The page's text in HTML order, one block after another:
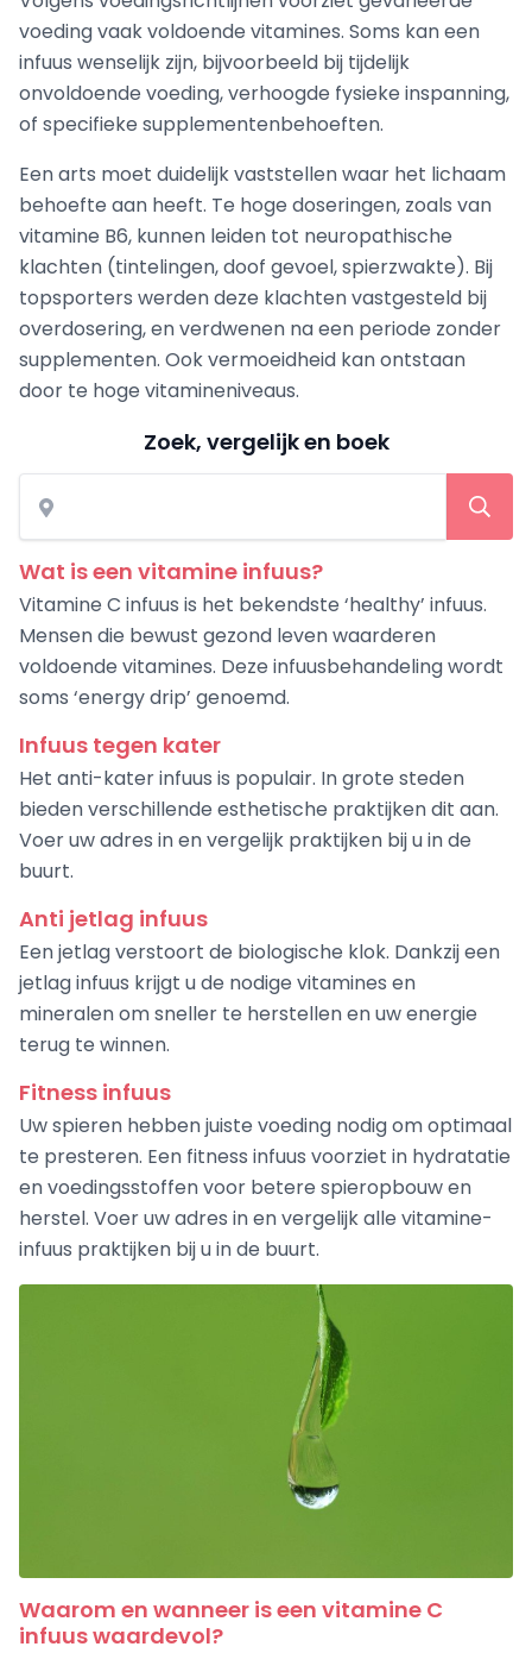
voeding vaak voldoende vitamines. Soms kan een
infuus wenselijk zijn, bijvoorbeeld bij tijdelijk
onvoldoende voeding, verhoogde fysieke inspanning,
of specifieke supplementenbehoeften.
Een arts moet duidelijk vaststellen waar het lichaam
behoefte aan heeft. Te hoge doseringen, zoals van
vitamine B6, kunnen leiden tot neuropathische
klachten (tintelingen, doof gevoel, spierzwakte). Bij
topsporters werden deze klachten vastgesteld bij
overdosering, en verdwenen na een periode zonder
supplementen. Ook vermoeidheid kan ontstaan
door te hoge vitamineniveaus.
Zoek, vergelijk en boek
Wat is een vitamine infuus?
Vitamine C infuus is het bekendste ‘healthy’ infuus.
Mensen die bewust gezond leven waarderen
voldoende vitamines. Deze infuusbehandeling wordt
soms ‘energy drip’ genoemd.
Infuus tegen kater
Het anti-kater infuus is populair. In grote steden
bieden verschillende esthetische praktijken dit aan.
Voer uw adres in en vergelijk praktijken bij u in de
buurt.
Anti jetlag infuus
Een jetlag verstoort de biologische klok. Dankzij een
jetlag infuus krijgt u de nodige vitamines en
mineralen om sneller te herstellen en uw energie
terug te winnen.
Fitness infuus
Uw spieren hebben juiste voeding nodig om optimaal
te presteren. Een fitness infuus voorziet in hydratatie
en voedingsstoffen voor betere spieropbouw en
herstel. Voer uw adres in en vergelijk alle vitamine-
infuus praktijken bij u in de buurt.
Waarom en wanneer is een vitamine C
infuus waardevol?